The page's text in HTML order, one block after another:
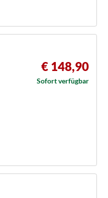
€ 148,90
Sofort verfügbar